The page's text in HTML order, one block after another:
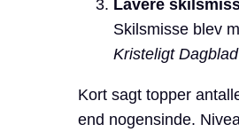
Lavere
Skilsmisse blev
Kristeligt Dagblad
Kort sagt topper
end nogensinde.